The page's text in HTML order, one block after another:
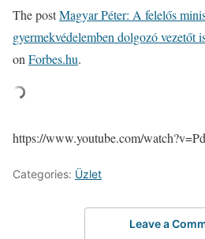
The postMagyar Péter: A felelős
gyermekvédelemben dolgozó vezetőt
on Forbes.hu.
https://www.youtube.com/
Categories: Üzlet
Leave a